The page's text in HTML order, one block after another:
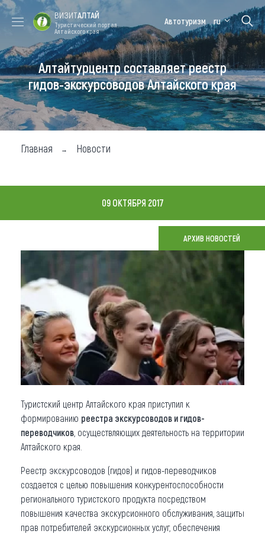
Форум VISIT
ALTAI
Цветение
маральника
Медицинский
форум
Алтайская
зимовка
Туры
Где побывать
Чем заняться
Где остановиться
Новости
Что привезти (сувениры)
О регионе
Коллекция впечатлений
Другие рубрики
ВИЗИТАЛТАЙ
Туристический портал
Алтайского края
Автотуризм ru
Алтайтурцентр составляет реестр
гидов-экскурсоводов Алтайского края
Главная Новости
09 ОКТЯБРЯ 2017
АРХИВ НОВОСТЕЙ
Туристский центр Алтайского края приступил к
формированию реестра экскурсоводов и гидов-
переводчиков , осуществляющих деятельность на территории
Алтайского края.
Реестр экскурсоводов (гидов) и гидов-переводчиков
создается с целью повышения конкурентоспособности
регионального туристского продукта посредством
повышения качества экскурсионного обслуживания, защиты
прав потребителей экскурсионных услуг, обеспечения